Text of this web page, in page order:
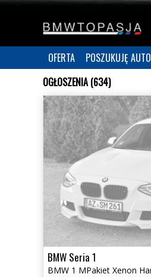
OFERTA POSZUKUJĘ AUTO
OGŁOSZENIA (634)
BMW Seria 1